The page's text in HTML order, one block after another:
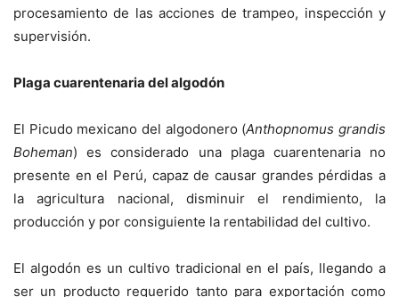
procesamiento de las acciones de trampeo, inspección y
supervisión.
Plaga cuarentenaria del algodón
El Picudo mexicano del algodonero (Anthopnomus grandis
Boheman) es considerado una plaga cuarentenaria no
presente en el Perú, capaz de causar grandes pérdidas a
la agricultura nacional, disminuir el rendimiento, la
producción y por consiguiente la rentabilidad del cultivo.
El algodón es un cultivo tradicional en el país, llegando a
ser un producto requerido tanto para exportación como